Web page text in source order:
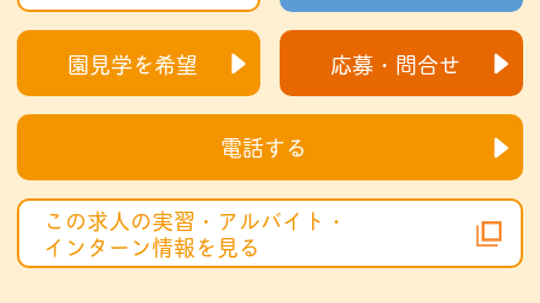
園見学を希望 応募・問合せ
電話する
この求人の実習・アルバイト・
インターン情報を見る